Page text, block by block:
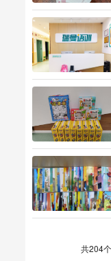
共204